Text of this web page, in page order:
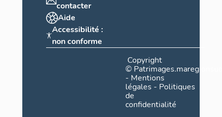
contacter
Aide
Accessibilité :
non conforme
Copyright
©
- Mentions
légales - Politiques
de
confidentialité